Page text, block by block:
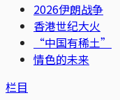
2026伊朗战争
香港世纪大火
“中国有稀土”
情色的未来
栏目